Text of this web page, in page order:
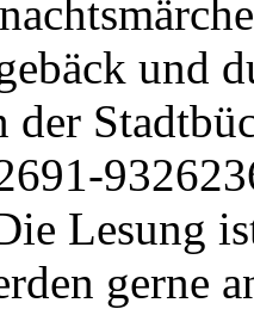
und
der
Lesung
gerne